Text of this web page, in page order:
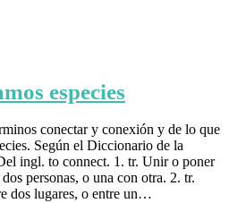
especies
conectar y conexión y de lo que
Según el Diccionario de la
ingl. to connect. 1. tr. Unir o poner
personas, o una con otra. 2. tr.
dos lugares, o entre un…